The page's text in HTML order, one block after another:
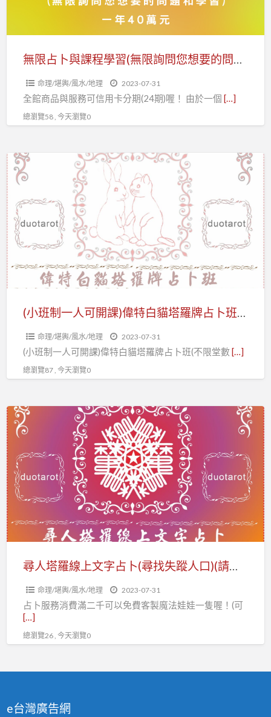
習
要
的
問
題
和
學
習
)
「一
400000
元」
Duo
使
塔
羅
占
卜
無限占卜與課程學習(無限詢問您想要的問題和學習 )「一年只要400000元」Duo天使塔羅占卜
命理/堪輿/風水/地理 2023-07-31
全館商品與服務可信用卡分期(24期)喔！ 由於一個 […]
總瀏覽58 , 今天瀏覽0
(小
班
制
一
人
可
開
課)
偉
占
卜
班
(不
限
堂
數
教
到
(小班制一人可開課)偉特白貓塔羅牌占卜班(不限堂數教到會)
命理/堪輿/風水/地理 2023-07-31
(小班制一人可開課)偉特白貓塔羅牌占卜班(不限堂數[…]
總瀏覽87 , 今天瀏覽0
尋
人
塔
羅
線
上
文
字
占
人
(請
看
尋人塔羅線上文字占卜(尋找失蹤人口)(請先看商品內容再下單 )DUO天使塔羅占卜
命理/堪輿/風水/地理 2023-07-31
占卜服務消費滿二千可以免費客製魔法娃娃一隻喔！(可
[…]
總瀏覽26 , 今天瀏覽0
e台灣廣告網